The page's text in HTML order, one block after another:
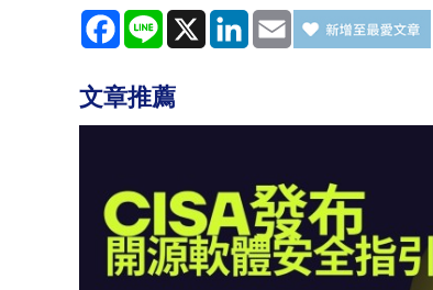
Facebook
Line X LinkedInEmail
文章推薦